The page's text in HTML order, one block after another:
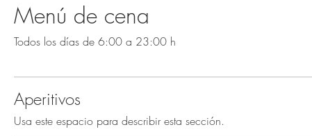
Menú de cena
Todos los días de 6:00 a 23:00 h
Aperitivos
Usa este espacio para describir esta sección.